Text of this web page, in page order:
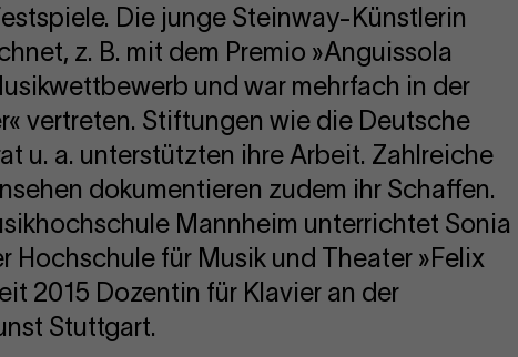
Die junge Steinway-Künstlerin
z. B. mit dem Premio »Anguissola
und war mehrfach in der
vertreten. Stiftungen wie die Deutsche
u. a. unterstützten ihre Arbeit. Zahlreiche
dokumentieren zudem ihr Schaffen.
Mannheim unterrichtet Sonia
Hochschule für Musik und Theater »Felix
2015 Dozentin für Klavier an der
Stuttgart.